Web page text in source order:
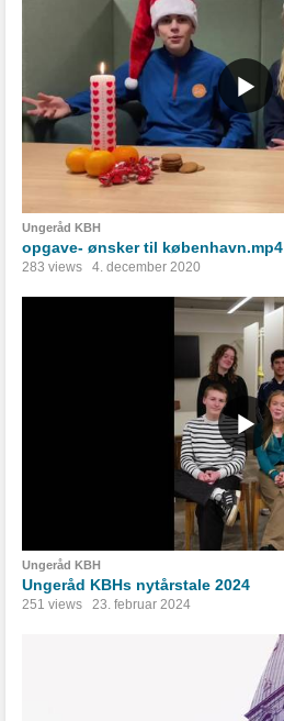
Ungeråd KBH
opgave- ønsker til københavn.mp4
283 views 4. december 2020
Ungeråd KBH
Ungeråd KBHs nytårstale 2024
251 views 23. februar 2024